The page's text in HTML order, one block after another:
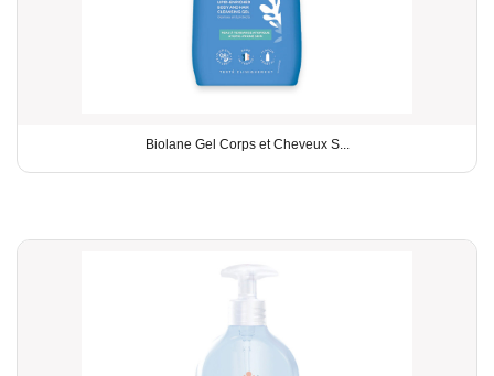
Biolane Gel Corps et Cheveux S...